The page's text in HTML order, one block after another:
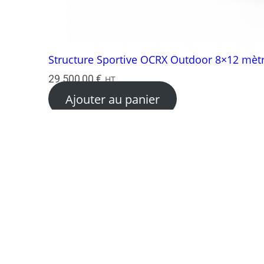
Structure Sportive OCRX Outdoor 8×12
29 500,00€ HT
Ajouter au panier